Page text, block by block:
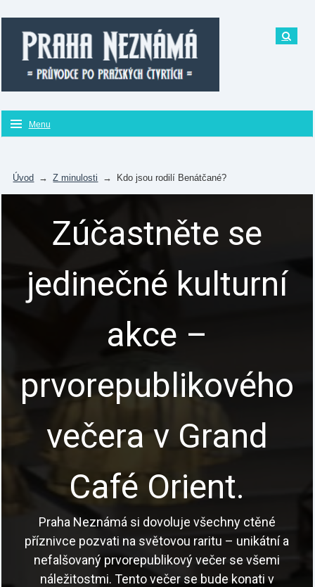
Menu
Úvod → Z minulosti → Kdo jsou rodilí Benátčané?
Zúčastněte se
jedinečné kulturní
akce –
prvorepublikového
večera v Grand
Café Orient.
Praha Neznámá si dovoluje všechny ctěné
příznivce pozvati na světovou raritu – unikátní a
nefalšovaný prvorepublikový večer se všemi
náležitostmi. Tento večer se bude konati v